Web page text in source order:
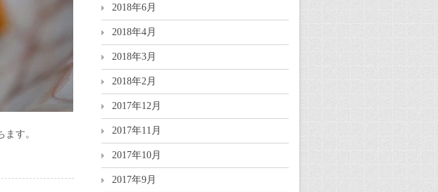
す。
2018年6月
2018年4月
2018年3月
2018年2月
2017年12月
2017年11月
2017年10月
2017年9月